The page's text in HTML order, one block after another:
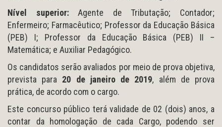
Nível superior:Agente de Tributação; Contador;
Enfermeiro; Farmacêutico; Professor da Educação Básica
(PEB) I; Professor da Educação Básica (PEB) II –
Matemática; e Auxiliar Pedagógico.
Os candidatos serão avaliados por meio de prova objetiva,
prevista para 20 de janeiro de 2019, além de prova
prática, de acordo com o cargo.
Este concurso público terá validade de 02 (dois) anos, a
contar da homologação de cada Cargo, podendo ser